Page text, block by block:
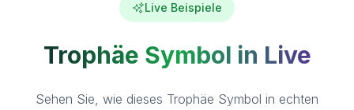
Live Beispiele
Trophäe Symbol in Live
Sehen Sie, wie dieses Trophäe Symbol in echten